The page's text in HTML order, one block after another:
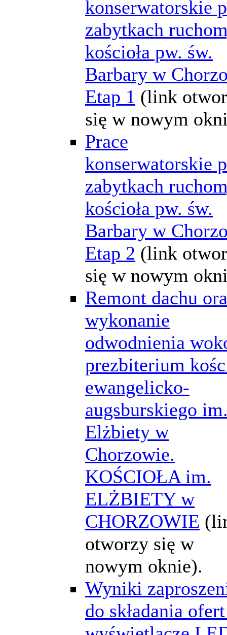
konserwatorskie
zabytkach
kościoła pw. św.
Barbary w
Etap 1 (link
się w nowym
Prace
konserwatorskie
zabytkach
kościoła pw. św.
Barbary w
Etap 2 (link
się w nowym
Remont dachu
wykonanie
odwodnienia
prezbiterium
ewangelicko-
augsburskiego
Elżbiety w
Chorzowie.
KOŚCIOŁA im.
ELŻBIETY w
CHORZOWIE
otworzy się w
nowym oknie).
Wyniki
do składania